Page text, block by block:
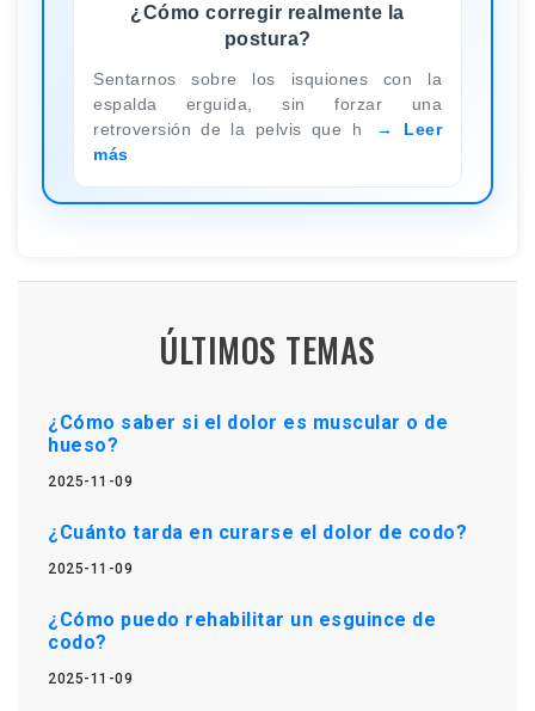
¿Cómo corregir realmente la
postura?
Sentarnos sobre los isquiones con la
espalda erguida, sin forzar una
retroversión de la pelvis que h
Leer
más
ÚLTIMOS TEMAS
¿Cómo saber si el dolor es muscular o de
hueso?
2025-11-09
¿Cuánto tarda en curarse el dolor de codo?
2025-11-09
¿Cómo puedo rehabilitar un esguince de
codo?
2025-11-09